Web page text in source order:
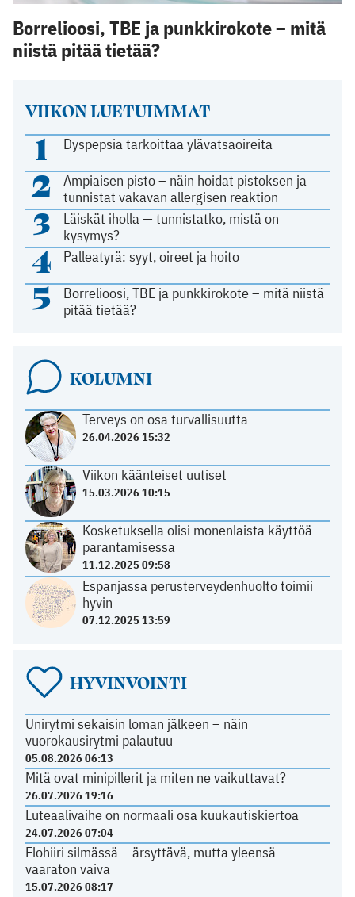
VIIKON LUETUIMMAT
1 Dyspepsia tarkoittaa ylävatsaoireita
2
Ampiaisen pisto – näin hoidat pistoksen ja
tunnistat vakavan allergisen reaktion
3
Läiskät iholla — tunnistatko, mistä on
kysymys?
4 Palleatyrä: syyt, oireet ja hoito
5
Borrelioosi, TBE ja punkkirokote – mitä niistä
pitää tietää?
KOLUMNI
Terveys on osa turvallisuutta
26.04.2026 15:32
Viikon käänteiset uutiset
15.03.2026 10:15
Kosketuksella olisi monenlaista käyttöä
parantamisessa
11.12.2025 09:58
Espanjassa perusterveydenhuolto toimii
hyvin
07.12.2025 13:59
HYVINVOINTI
Unirytmi sekaisin loman jälkeen – näin
vuorokausirytmi palautuu
05.08.2026 06:13
Mitä ovat minipillerit ja miten ne vaikuttavat?
26.07.2026 19:16
Luteaalivaihe on normaali osa kuukautiskiertoa
24.07.2026 07:04
Elohiiri silmässä – ärsyttävä, mutta yleensä
vaaraton vaiva
15.07.2026 08:17
Borrelioosi, TBE ja punkkirokote – mitä
niistä pitää tietää?